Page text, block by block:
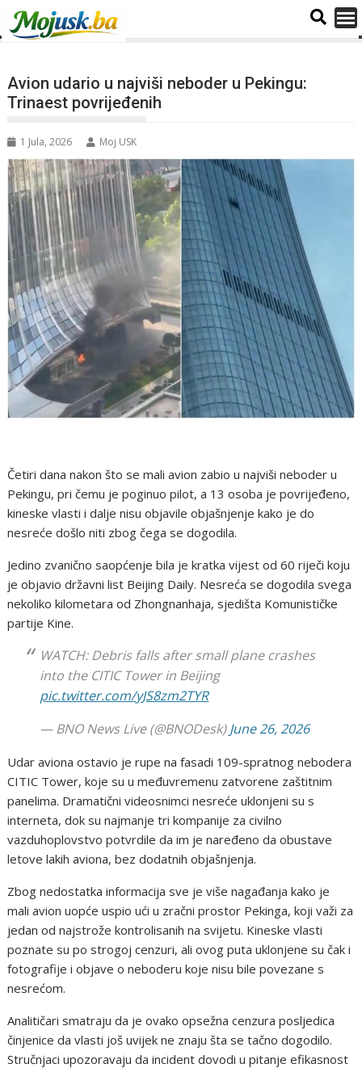
Avion udario u najviši neboder u Pekingu:
Trinaest povrijeđenih
1 Jula, 2026 Moj USK
Četiri dana nakon što se mali avion zabio u najviši neboder u
Pekingu, pri čemu je poginuo pilot, a 13 osoba je povrijeđeno,
kineske vlasti i dalje nisu objavile objašnjenje kako je do
nesreće došlo niti zbog čega se dogodila.
Jedino zvanično saopćenje bila je kratka vijest od 60 riječi koju
je objavio državni list Beijing Daily. Nesreća se dogodila svega
nekoliko kilometara od Zhongnanhaja, sjedišta Komunističke
partije Kine.
WATCH: Debris falls after small plane crashes
into the CITIC Tower in Beijing
pic.twitter.com/yJS8zm2TYR
— BNO News Live (@BNODesk)June 26, 2026
Udar aviona ostavio je rupe na fasadi 109-spratnog nebodera
CITIC Tower, koje su u međuvremenu zatvorene zaštitnim
panelima. Dramatični videosnimci nesreće uklonjeni su s
interneta, dok su najmanje tri kompanije za civilno
vazduhoplovstvo potvrdile da im je naređeno da obustave
letove lakih aviona, bez dodatnih objašnjenja.
Zbog nedostatka informacija sve je više nagađanja kako je
mali avion uopće uspio ući u zračni prostor Pekinga, koji važi za
jedan od najstrože kontrolisanih na svijetu. Kineske vlasti
poznate su po strogoj cenzuri, ali ovog puta uklonjene su čak i
fotografije i objave o neboderu koje nisu bile povezane s
nesrećom.
Analitičari smatraju da je ovako opsežna cenzura posljedica
činjenice da vlasti još uvijek ne znaju šta se tačno dogodilo.
Stručnjaci upozoravaju da incident dovodi u pitanje efikasnost